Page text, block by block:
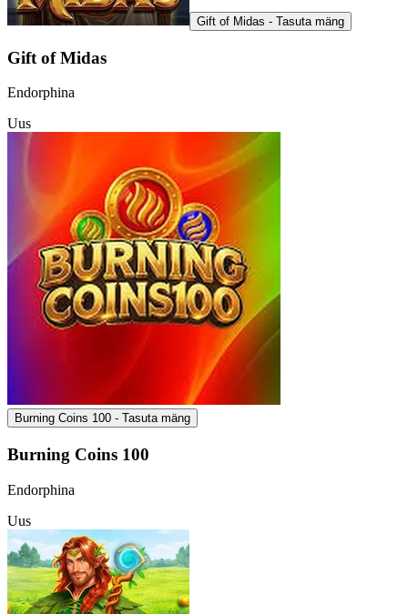
Gift of Midas - Tasuta mäng
Gift of Midas
Endorphina
Uus
Burning Coins 100 - Tasuta mäng
Burning Coins 100
Endorphina
Uus